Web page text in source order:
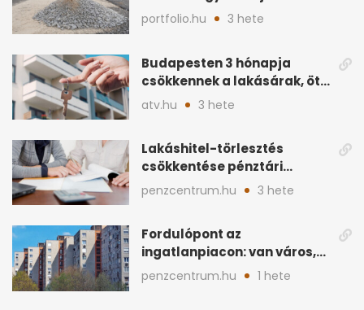
rendezés
portfolio.hu 3 hete
Budapesten 3 hónapja
csökkennek a lakásárak, öt
éve nem volt ilyen
atv.hu 3 hete
Lakáshitel-törlesztés
csökkentése pénztári
megtakarítással: így
működik
penzcentrum.hu 3 hete
Fordulópont az
ingatlanpiacon: van város,
ahol a vétel már olcsóbb
penzcentrum.hu 1 hete